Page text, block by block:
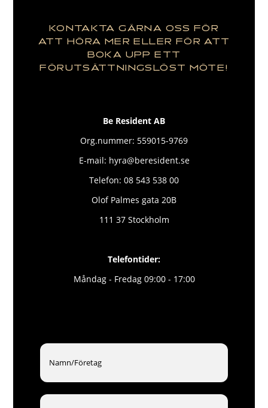
KONTAKTA GÄRNA OSS FÖR
ATT HÖRA MER ELLER FÖR ATT
BOKA UPP ETT
FÖRUTSÄTTNINGSLÖST MÖTE!
Be Resident AB
Org.nummer: 559015-9769
E-mail: hyra@beresident.se
Telefon: 08 543 538 00
Olof Palmes gata 20B
111 37 Stockholm
Telefontider:
Måndag - Fredag 09:00 - 17:00